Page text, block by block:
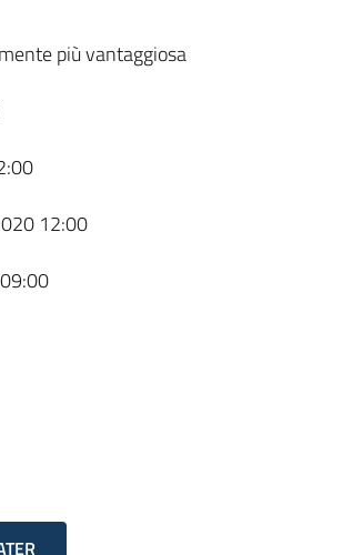
più vantaggiosa
12:00